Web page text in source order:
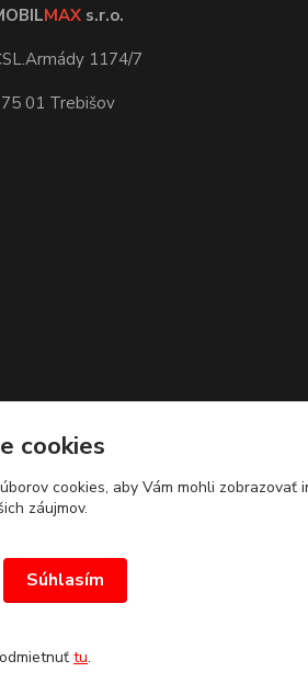
MAX s.r.o.
1174/7
01 Trebišov
cookies
cookies, aby Vám mohli zobrazovať
záujmov.
Súhlasím
tu.